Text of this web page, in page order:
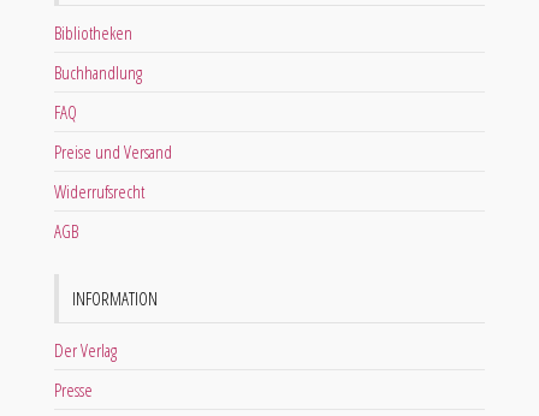
Bibliotheken
Buchhandlung
FAQ
Preise und Versand
Widerrufsrecht
AGB
INFORMATION
Der Verlag
Presse